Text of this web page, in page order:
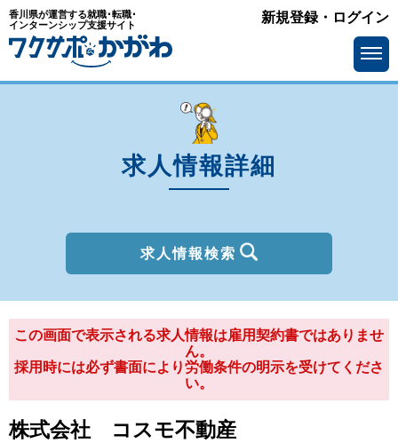
香川県が運営する就職･転職･
インターンシップ支援サイト
新規登録・ログイン
求人情報詳細
求人情報検索
種別を選ぶ
基本給を選ぶ
転勤の有無 で選ぶ
外国人材採用
この画面で表示される求人情報は雇用契約書ではありませ
ん。
採用時には必ず書面により労働条件の明示を受けてくださ
い。
株式会社 コスモ不動産